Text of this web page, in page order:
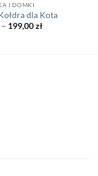
I DOMKI
dla Kota
– 199,00złZakres